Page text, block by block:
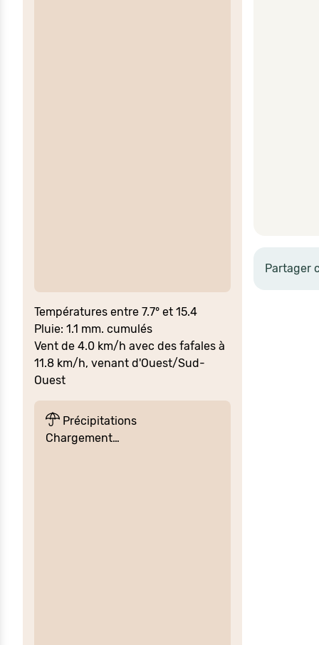
Températures entre 7.7° et 15.4
Pluie: 1.1 mm. cumulés
Vent de 4.0 km/h avec des fafales à
11.8 km/h, venant d'Ouest/Sud-
Ouest
Précipitations
Chargement…
Partager